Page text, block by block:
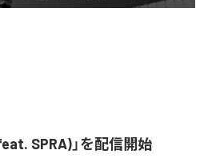
SPRA)」を配信開始